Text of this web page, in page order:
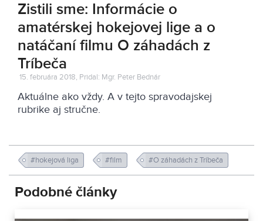
Zistili sme: Informácie o
amatérskej hokejovej lige a o
natáčaní filmu O záhadách z
Tríbeča
15. februára 2018, Pridal: Mgr. Peter Bednár
Aktuálne ako vždy. A v tejto spravodajskej
rubrike aj stručne.
#hokejová liga #film #O záhadách z Tríbeča
Podobné články